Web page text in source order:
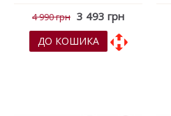
4 990 грн 3 493 грн
ДО КОШИКА